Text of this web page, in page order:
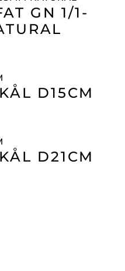
GN 1/1-
D15CM
D21CM